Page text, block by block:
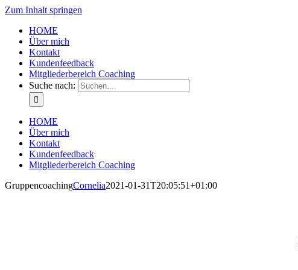
Zum Inhalt springen
HOME
Über mich
Kontakt
Kundenfeedback
Mitgliederbereich Coaching
Suche nach:
HOME
Über mich
Kontakt
Kundenfeedback
Mitgliederbereich Coaching
GruppencoachingCornelia2021-01-31T20:05:51+01:00